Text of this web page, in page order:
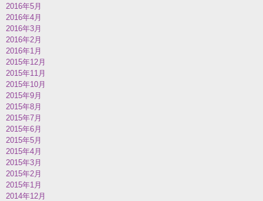
2016年5月
2016年4月
2016年3月
2016年2月
2016年1月
2015年12月
2015年11月
2015年10月
2015年9月
2015年8月
2015年7月
2015年6月
2015年5月
2015年4月
2015年3月
2015年2月
2015年1月
2014年12月